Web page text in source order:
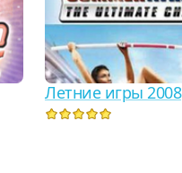
Летние игры 2008